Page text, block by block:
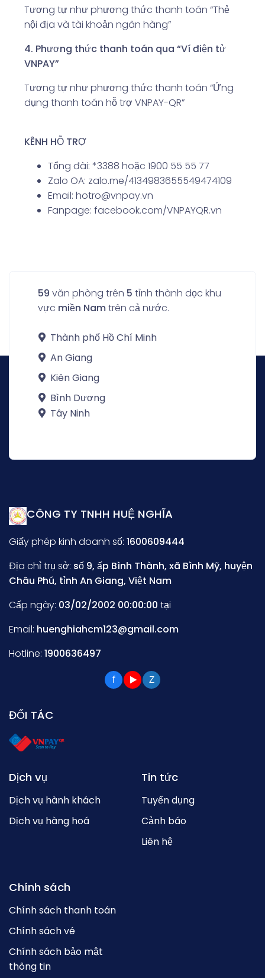
Tương tự như phương thức thanh toán “Thẻ
nội địa và tài khoản ngân hàng”
4. Phương thức thanh toán qua “Ví điện tử
VNPAY”
Tương tự như phương thức thanh toán “Ứng
dụng thanh toán hỗ trợ VNPAY-QR”
KÊNH HỖ TRỢ
Tổng đài: *3388 hoặc 1900 55 55 77
Zalo OA: zalo.me/4134983655549474109
Email: hotro@vnpay.vn
Fanpage: facebook.com/VNPAYQR.vn
59 văn phòng trên 5 tỉnh thành dọc khu
vực miền Namtrên cả nước.
Thành phố Hồ Chí Minh
An Giang
Kiên Giang
Bình Dương
Tây Ninh
CÔNG TY TNHH HUỆ NGHĨA
Giấy phép kinh doanh số: 1600609444
Địa chỉ trụ sở: số 9, ấp Bình Thành, xã Bình Mỹ, huyện
Châu Phú, tỉnh An Giang, Việt Nam
Cấp ngày: 03/02/2002 00:00:00 tại
Email: huenghiahcm123@gmail.com
Hotline: 1900636497
f Z
ĐỐI TÁC
Dịch vụ
Dịch vụ hành khách
Dịch vụ hàng hoá
Tin tức
Tuyển dụng
Cảnh báo
Liên hệ
Chính sách
Chính sách thanh toán
Chính sách vé
Chính sách bảo mật
thông tin